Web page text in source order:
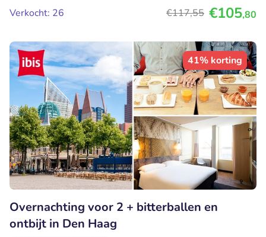
Verkocht: 26 €117,55 €105,80
41% korting
Overnachting voor 2 + bitterballen en
ontbijt in Den Haag